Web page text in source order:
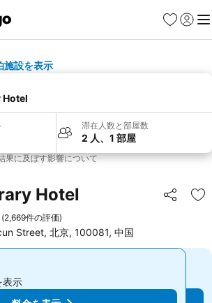
お気に入り
ログイ
メ
施設を表示
Hotel
滞在人数と部屋数
2 人、1 部屋
果に及ぼす影響について
Hotel シェア
お
(2,669件の評価)
Street, 北京, 100081, 中国
表示
表示